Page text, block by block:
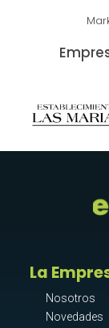
La
Nosotros
Novedades